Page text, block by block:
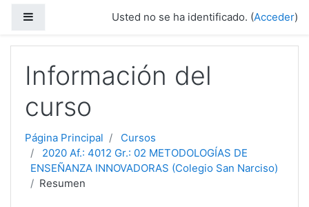
Usted no se ha identificado. (Acceder)
Información del
curso
Página Principal
Cursos
2020 Af.: 4012 Gr.: 02 METODOLOGÍAS DE
ENSEÑANZA INNOVADORAS (Colegio San Narciso)
Resumen